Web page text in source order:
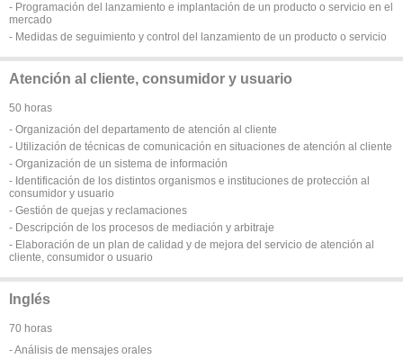
- Programación del lanzamiento e implantación de un producto o servicio en el
mercado
- Medidas de seguimiento y control del lanzamiento de un producto o servicio
Atención al cliente, consumidor y usuario
50 horas
- Organización del departamento de atención al cliente
- Utilización de técnicas de comunicación en situaciones de atención al cliente
- Organización de un sistema de información
- Identificación de los distintos organismos e instituciones de protección al
consumidor y usuario
- Gestión de quejas y reclamaciones
- Descripción de los procesos de mediación y arbitraje
- Elaboración de un plan de calidad y de mejora del servicio de atención al
cliente, consumidor o usuario
Inglés
70 horas
- Análisis de mensajes orales